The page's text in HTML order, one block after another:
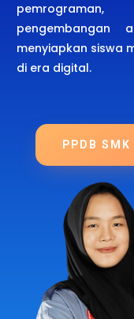
pengembangan
menyiapkan siswa
di era digital.
PPDB